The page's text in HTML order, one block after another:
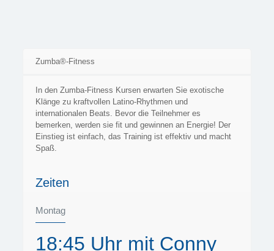
Zumba®-Fitness
In den Zumba-Fitness Kursen erwarten Sie exotische
Klänge zu kraftvollen Latino-Rhythmen und
internationalen Beats. Bevor die Teilnehmer es
bemerken, werden sie fit und gewinnen an Energie! Der
Einstieg ist einfach, das Training ist effektiv und macht
Spaß.
Zeiten
Montag
18:45 Uhr mit Conny